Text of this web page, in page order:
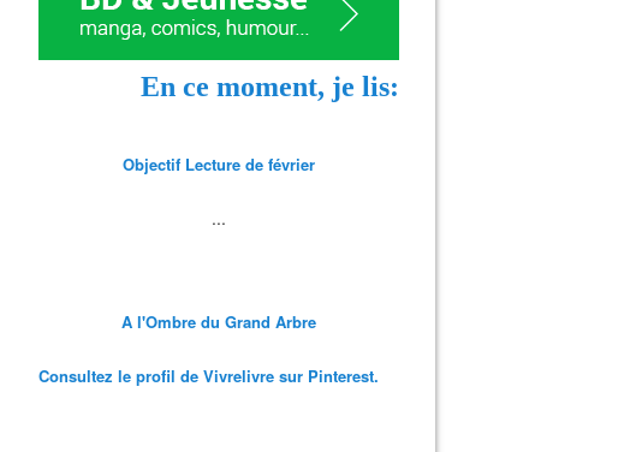
En ce moment, je lis:
Objectif Lecture de février
...
A l'Ombre du Grand Arbre
Consultez le profil de Vivrelivre sur Pinterest.